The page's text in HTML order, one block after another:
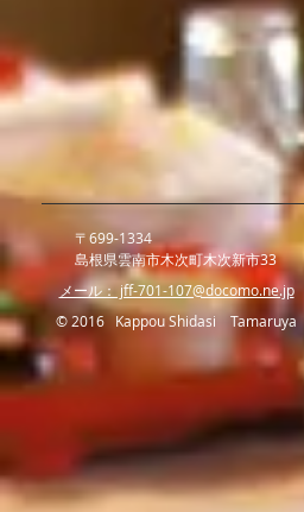
〒699-1334
島根県雲南市木次町木次新市33
​メール： jff-701-107@docomo.ne.jp
© 2016 Kappou Shidasi Tamaruya